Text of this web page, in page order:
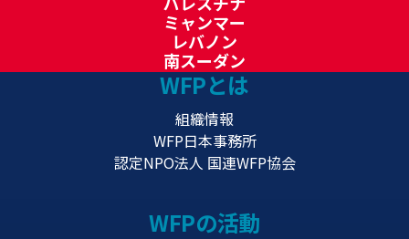
ミャンマー
レバノン
南スーダン
WFPとは
組織情報
WFP日本事務所
認定NPO法人 国連WFP協会
WFPの活動